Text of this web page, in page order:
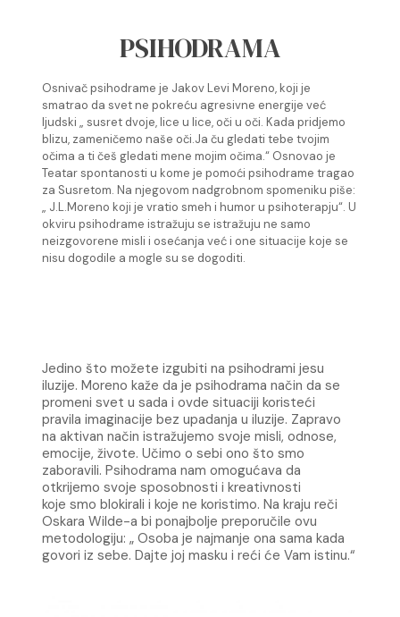
PSIHODRAMA
Osnivač psihodrame je Jakov Levi Moreno, koji je
smatrao da svet ne pokreću agresivne energije već
ljudski „ susret dvoje, lice u lice, oči u oči. Kada pridjemo
blizu, zameničemo naše oči.Ja ču gledati tebe tvojim
očima a ti češ gledati mene mojim očima.“ Osnovao je
Teatar spontanosti u kome je pomoći psihodrame tragao
za Susretom. Na njegovom nadgrobnom spomeniku piše:
„ J.L.Moreno koji je vratio smeh i humor u psihoterapju“. U
okviru psihodrame istražuju se istražuju ne samo
neizgovorene misli i osećanja već i one situacije koje se
nisu dogodile a mogle su se dogoditi.
Jedino što možete izgubiti na psihodrami jesu
iluzije. Moreno kaže da je psihodrama način da se
promeni svet u sada i ovde situaciji koristeći
pravila imaginacije bez upadanja u iluzije. Zapravo
na aktivan način istražujemo svoje misli, odnose,
emocije, živote. Učimo o sebi ono što smo
zaboravili. Psihodrama nam omogućava da
otkrijemo svoje sposobnosti i kreativnosti
koje smo blokirali i koje ne koristimo. Na kraju reči
Oskara Wilde-a bi ponajbolje preporučile ovu
metodologiju: „ Osoba je najmanje ona sama kada
govori iz sebe. Dajte joj masku i reći će Vam istinu.“